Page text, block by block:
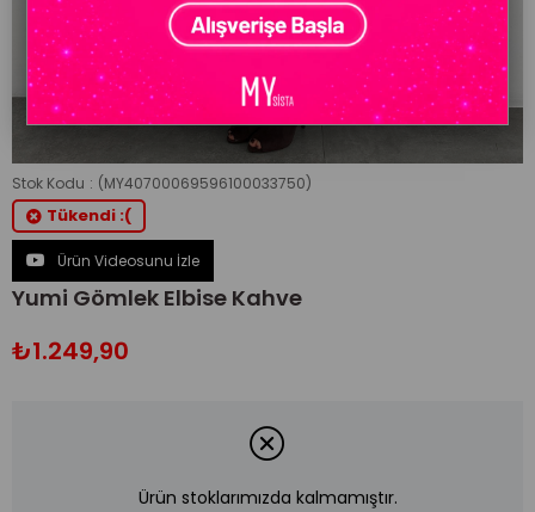
Stok Kodu (MY40700069596100033750)
Tükendi :(
Ürün Videosunu İzle
Yumi Gömlek Elbise Kahve
₺1.249,90
Ürün stoklarımızda kalmamıştır.